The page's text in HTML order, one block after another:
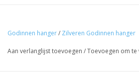
Godinnen hanger/ Zilveren Godinnen hanger
Aan verlanglijst toevoegen /Toevoegen om te